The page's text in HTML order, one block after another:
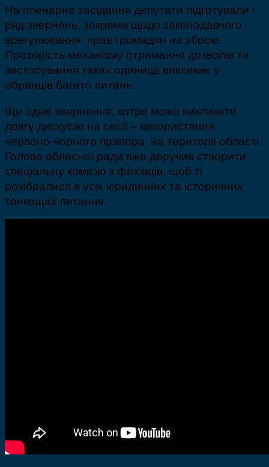
На пленарне засідання депутати підготували і
ряд звернень, зокрема щодо законодавчого
врегулювання прав громадян на зброю.
Прозорість механізму отримання дозволів та
застосування таких одиниць викликає у
обранців багато питань.
Ще одне звернення, котре може викликати
довгу дискусію на сесії – використання
червоно-чорного прапора на території області.
Голова обласної ради вже доручив створити
спеціальну комісію з фахівців, щоб ті
розібралися в усіх юридичних та історичних
тонкощах питання.